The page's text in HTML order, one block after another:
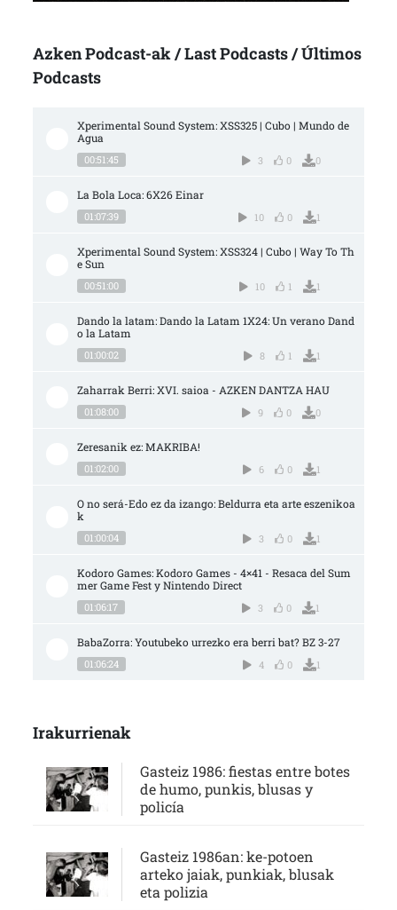
Azken Podcast-ak / Last Podcasts / Últimos
Podcasts
Xperimental Sound System: XSS325 | Cubo | Mundo de
Agua
00:51:45 3 0 0
La Bola Loca: 6X26 Einar
01:07:39 10 0 1
Xperimental Sound System: XSS324 | Cubo | Way To Th
e Sun
00:51:00 10 1 1
Dando la latam: Dando la Latam 1X24: Un verano Dand
o la Latam
01:00:02 8 1 1
Zaharrak Berri: XVI. saioa - AZKEN DANTZA HAU
01:08:00 9 0 0
Zeresanik ez: MAKRIBA!
01:02:00 6 0 1
O no será-Edo ez da izango: Beldurra eta arte eszenikoa
k
01:00:04 3 0 1
Kodoro Games: Kodoro Games - 4×41 - Resaca del Sum
mer Game Fest y Nintendo Direct
01:06:17 3 0 1
BabaZorra: Youtubeko urrezko era berri bat? BZ 3-27
01:06:24 4 0 1
Irakurrienak
Gasteiz 1986: fiestas entre botes
de humo, punkis, blusas y
policía
Gasteiz 1986an: ke-potoen
arteko jaiak, punkiak, blusak
eta polizia